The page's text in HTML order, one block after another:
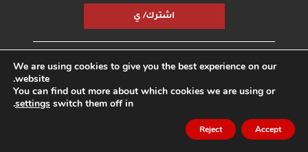
اشترك/ ي
مكتبة أريجبودكاست أريجاتصل بناشارك معنا
الخصوصية
جميع الحقوق محفوظة © مؤسسة اريج
انترناشونال
We are using cookies to give you the best experience on our
website.
You can find out more about which cookies we are using or
switch them off in
settings
.
Accept
Reject